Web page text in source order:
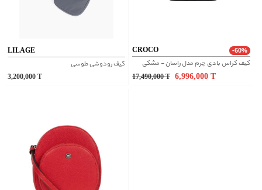
LILAGE
کیف رودوشی طوسی
3,200,000
CROCO -60%
کیف کراس بادی چرم مدل راسان - مشکی
17,490,000 T 6,996,000